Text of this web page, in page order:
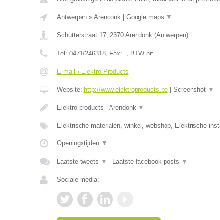
Antwerpen» Arendonk| Google maps ▼
Schutterstraat 17, 2370 Arendonk(Antwerpen)
Tel: 0471/246318, Fax: -, BTW-nr: -
E-mail › Elektro Products
Website: http://www.elektroproducts.be| Screenshot ▼
Elektro products - Arendonk ▼
Elektrische materialen, winkel, webshop, Elektrische
Openingstijden ▼
Laatste tweets ▼ Laatste facebook posts ▼
Sociale media: